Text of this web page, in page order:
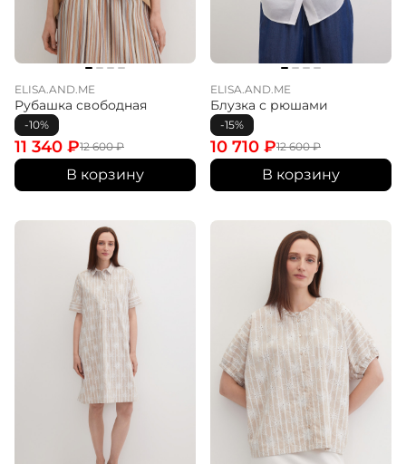
ELISA.AND.ME
Рубашка свободная
-10%
12 600₽
11 340 ₽
В корзину
ELISA.AND.ME
Блузка с рюшами
-15%
12 600₽
10 710 ₽
В корзину